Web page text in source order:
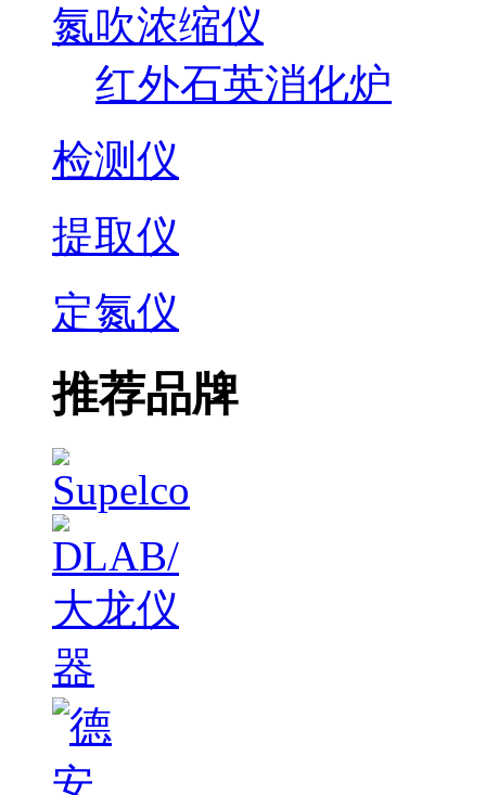
氮吹浓缩仪
红外石英消化炉
检测仪
提取仪
定氮仪
推荐品牌